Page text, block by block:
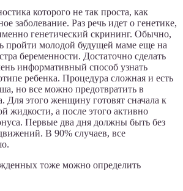
которого не так проста, как
заболевание. Раз речь идет о генетике,
генетический скрининг. Обычно,
пройти молодой будущей маме еще на
беременности. Достаточно сделать
информативный способ узнать
ребенка. Процедура сложная и есть
но все можно предотвратить в
Для этого женщину готовят сначала к
жидкости, а после этого активно
Первые два дня должны быть без
В 90% случаев, все
тоже можно определить